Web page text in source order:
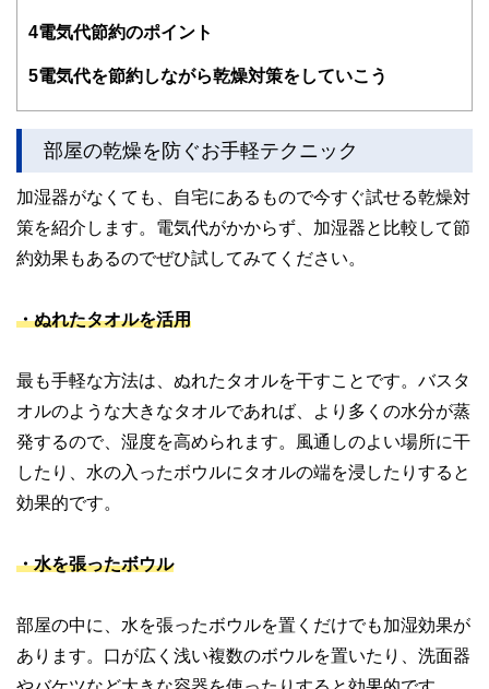
護士、税理士、宅地建物取引士、相続診断士、住宅ローンア
士、行政書士、投資アナリスト、キャリアコンサルタントな
かしく感じられる年金や税金、相続、保険、ローンなどの話
をわかりやすく発信している点です。
執筆者・監修者による執筆体制を築くことで、内容のわかり
やすさはもちろんのこと、読み応えのあるコンテンツと確か
な情報発信を実現しています。
私たちは、快適でより良い生活のアイデアを提供するお金の
4電気代節約のポイント
5電気代を節約しながら乾燥対策をしていこう
部屋の乾燥を防ぐお手軽テクニック
加湿器がなくても、自宅にあるもので今すぐ試せる乾燥対
策を紹介します。電気代がかからず、加湿器と比較して節
約効果もあるのでぜひ試してみてください。
・ぬれたタオルを活用
最も手軽な方法は、ぬれたタオルを干すことです。バスタ
オルのような大きなタオルであれば、より多くの水分が蒸
発するので、湿度を高められます。風通しのよい場所に干
したり、水の入ったボウルにタオルの端を浸したりすると
効果的です。
・水を張ったボウル
部屋の中に、水を張ったボウルを置くだけでも加湿効果が
あります。口が広く浅い複数のボウルを置いたり、洗面器